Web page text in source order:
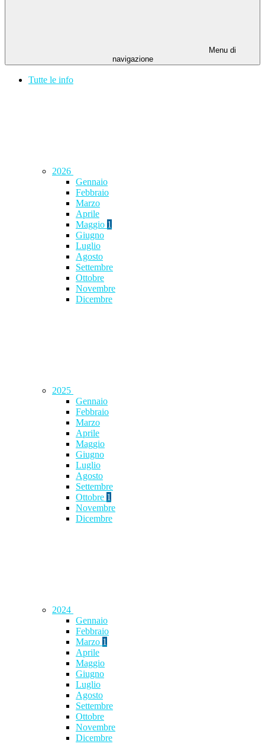
Menu di
navigazione
Tutte le info
2026
Gennaio
Febbraio
Marzo
Aprile
Maggio 1
Giugno
Luglio
Agosto
Settembre
Ottobre
Novembre
Dicembre
2025
Gennaio
Febbraio
Marzo
Aprile
Maggio
Giugno
Luglio
Agosto
Settembre
Ottobre 1
Novembre
Dicembre
2024
Gennaio
Febbraio
Marzo 1
Aprile
Maggio
Giugno
Luglio
Agosto
Settembre
Ottobre
Novembre
Dicembre